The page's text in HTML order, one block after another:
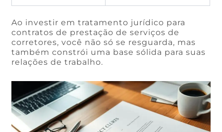
Ao investir em tratamento jurídico para
contratos de prestação de serviços de
corretores, você não só se resguarda, mas
também constrói uma base sólida para suas
relações de trabalho.